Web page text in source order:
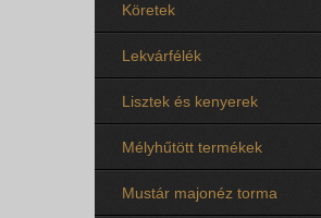
Köretek
Lekvárfélék
Lisztek és kenyerek
Mélyhűtött termékek
Mustár majonéz torma